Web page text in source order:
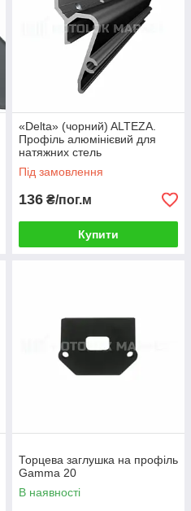
«Delta» (чорний) ALTEZA.
Профіль алюмінієвий для
натяжних стель
Під замовлення
136 ₴/пог.м
Купити
Торцева заглушка на профіль
Gamma 20
В наявності